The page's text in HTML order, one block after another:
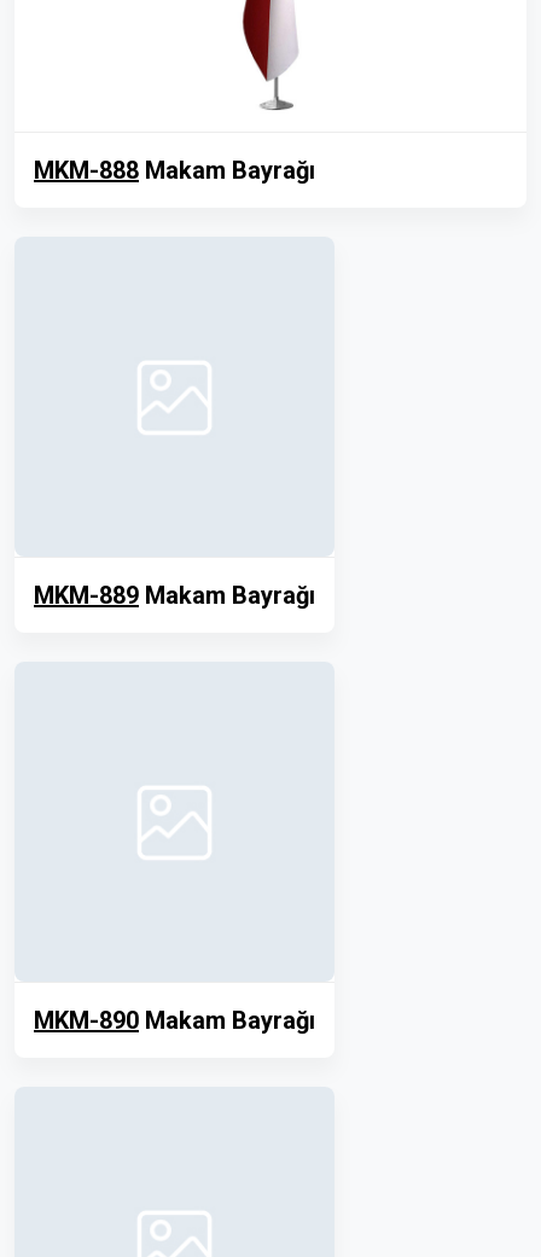
MKM-888 Makam Bayrağı
MKM-889 Makam Bayrağı
MKM-890 Makam Bayrağı